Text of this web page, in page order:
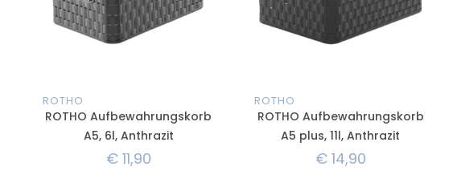
ROTHO
ROTHO Aufbewahrungskorb
A5, 6l, Anthrazit
€11,90
ROTHO
ROTHO Aufbewahrungskorb
A5 plus, 11l, Anthrazit
€14,90